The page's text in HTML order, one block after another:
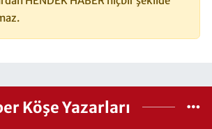
Köşe Yazarları